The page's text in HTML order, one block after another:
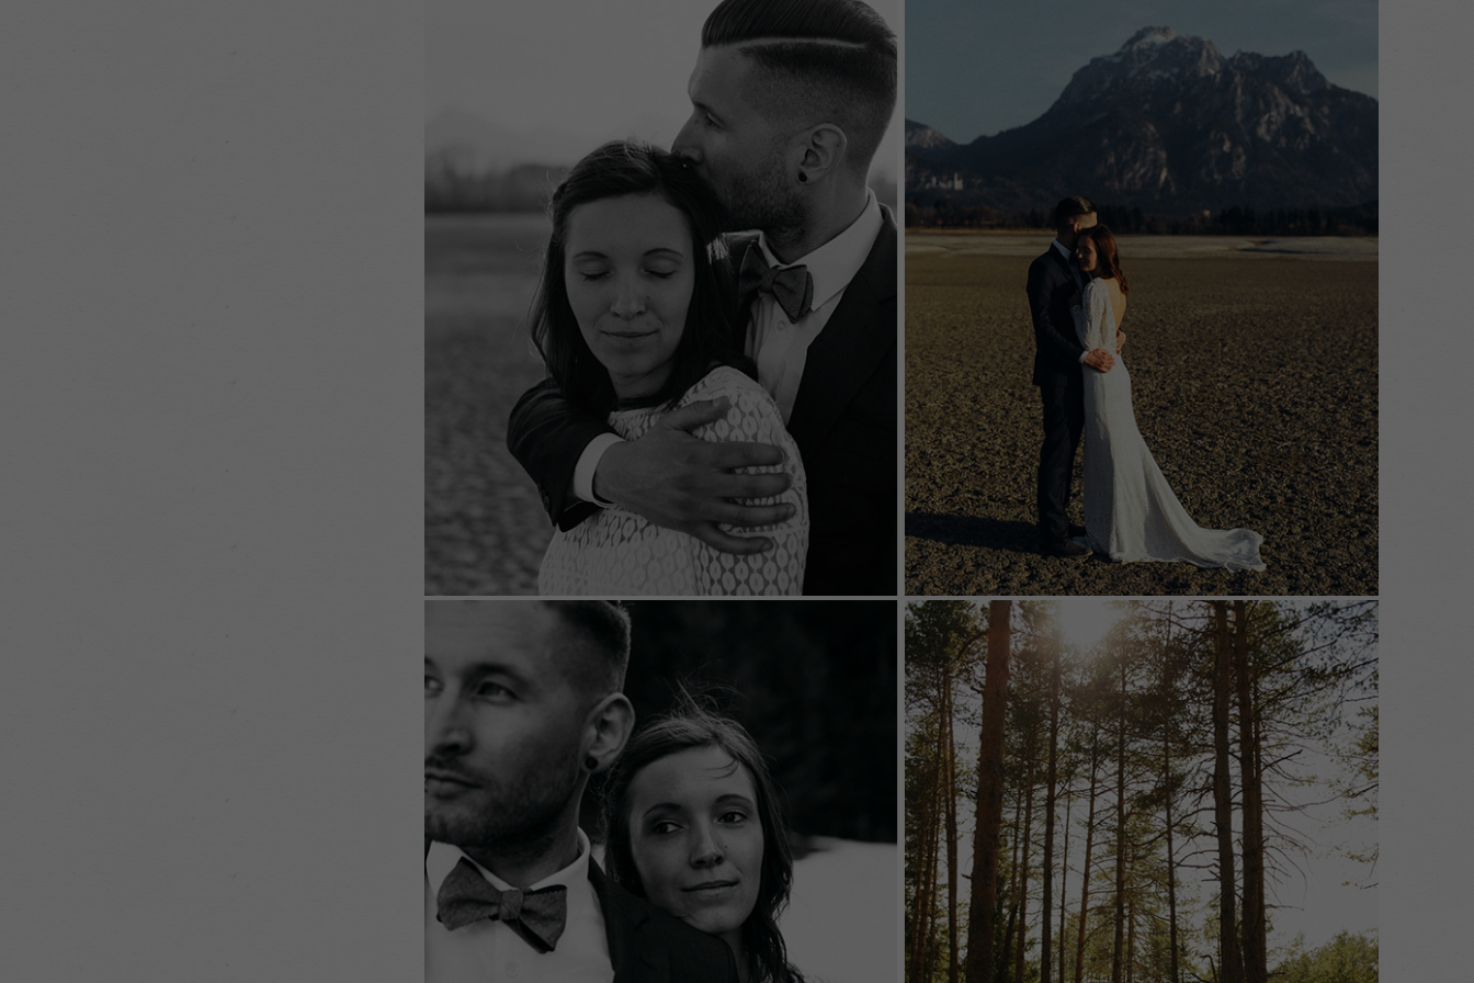
Google Analytics
Zweck
This cookie is installed by Google Analytics. The
cookie is used to calculate visitor, session, campaign
data and keep track of site usage for the site's
analytics report. The cookies store information
anonymously and assign a randomly generated
number to identify unique visitors.
Name
Anbieter Google Analytics
1 Tag
Zweck
This cookie is installed by Google Analytics. The
cookie is used to store information of how visitors
use a website and helps in creating an analytics
report of how the website is doing. The data
collected including the number visitors, the source
where they have come from, and the pages visited
in an anonymous form.
Name _dt_gtml
Google Tagmanager
Zweck
This cookie is installed by Google Analytics. The
cookie is used to store information of how visitors
use a website and helps in creating an analytics
report of how the wbsite is doing. The data collected
including the number visitors, the source where
they have come from, and the pages viisted in an